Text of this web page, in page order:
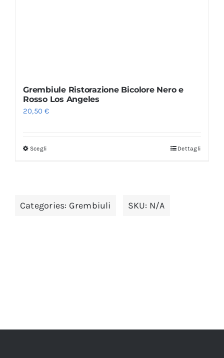
Grembiule Ristorazione Bicolore Nero e
Rosso Los Angeles
20,50€
Scegli Dettagli
Categories: Grembiuli SKU: N/A